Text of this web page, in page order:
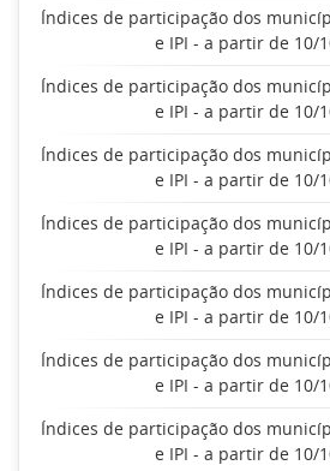
Índices de participação dos
e IPI - a partir de 10/
Índices de participação dos
e IPI - a partir de 10/
Índices de participação dos
e IPI - a partir de 10/
Índices de participação dos
e IPI - a partir de 10/
Índices de participação dos
e IPI - a partir de 10/
Índices de participação dos
e IPI - a partir de 10/
Índices de participação dos
e IPI - a partir de 10/